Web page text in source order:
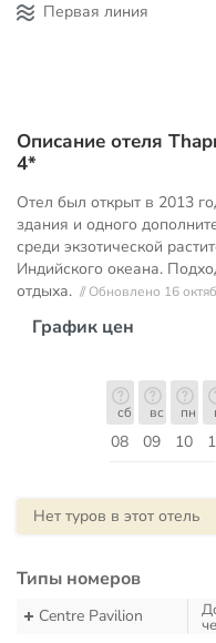
Первая линия
Описание отеля
4*
Отел был открыт в 2013
здания и одного
среди экзотической
Индийского океана.
отдыха. // Обновлено 16
График цен
08
сб
09
вс
10
пн
Нет туров в этот отель
Типы номеров
Centre Pavilion